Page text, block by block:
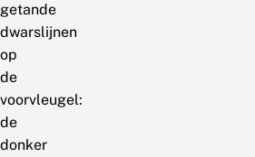
getande
dwarslijnen
op
de
voorvleugel:
de
donker